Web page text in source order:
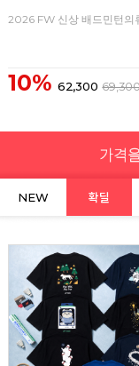
2026 FW 신상 배드민턴의
10% 62,300
NEW 확딜